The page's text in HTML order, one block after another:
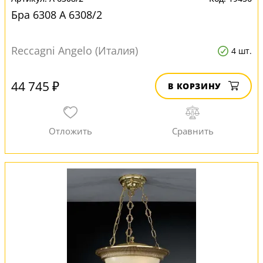
Бра 6308 A 6308/2
Reccagni Angelo (Италия) 4 шт.
44 745 ₽ В КОРЗИНУ